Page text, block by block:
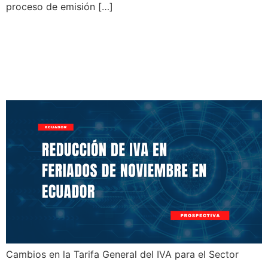
proceso de emisión […]
Cambios en la Tarifa General del IVA para el Sector